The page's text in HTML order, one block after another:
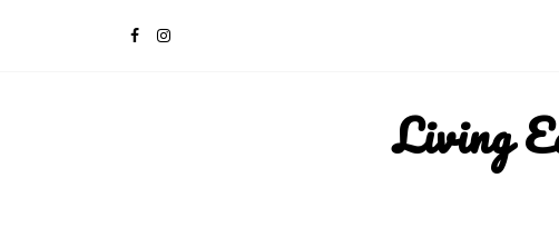
Living